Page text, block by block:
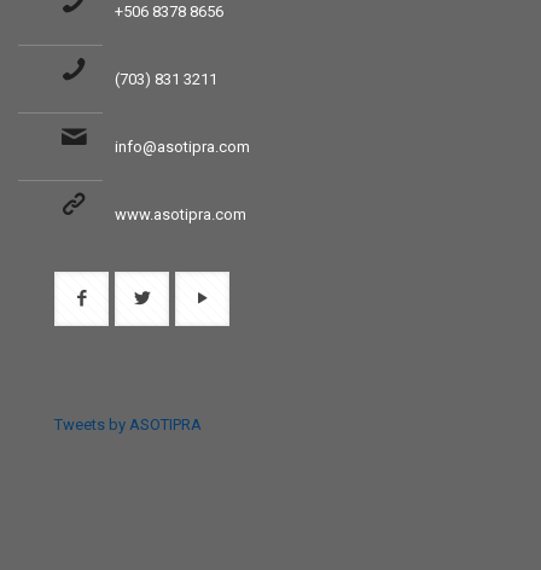
+506 8378 8656
(703) 831 3211
info@asotipra.com
www.asotipra.com
Tweets by ASOTIPRA